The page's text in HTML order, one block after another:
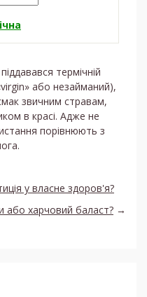
термічній
або незайманий),
звичним стравам,
в красі. Адже не
порівнюють з
у власне здоров'я?
або харчовий баласт? →